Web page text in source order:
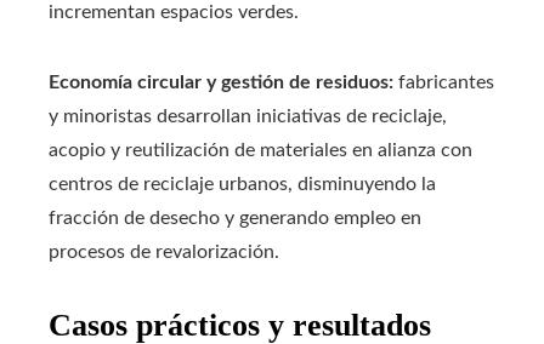
incrementan espacios verdes.
Economía circular y gestión de residuos: fabricantes
y minoristas desarrollan iniciativas de reciclaje,
acopio y reutilización de materiales en alianza con
centros de reciclaje urbanos, disminuyendo la
fracción de desecho y generando empleo en
procesos de revalorización.
Casos prácticos y resultados